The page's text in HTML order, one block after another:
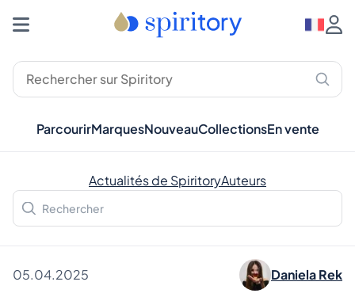
ParcourirMarquesNouveauCollectionsEn vente
Actualités de SpiritoryAuteurs
05.04.2025 Daniela Rek